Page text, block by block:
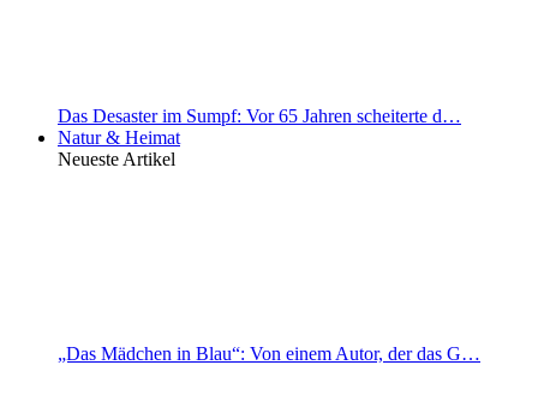
Das Desaster im Sumpf: Vor 65 Jahren scheiterte d…
Natur & Heimat
Neueste Artikel
„Das Mädchen in Blau“: Von einem Autor, der das G…